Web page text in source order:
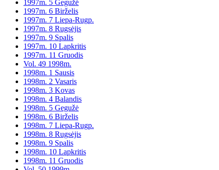
1997m. 5 Gegužė
1997m. 6 Birželis
1997m. 7 Liepa-Rugp.
1997m. 8 Rugsėjis
1997m. 9 Spalis
1997m. 10 Lapkritis
1997m. 11 Gruodis
Vol. 49 1998m.
1998m. 1 Sausis
1998m. 2 Vasaris
1998m. 3 Kovas
1998m. 4 Balandis
1998m. 5 Gegužė
1998m. 6 Birželis
1998m. 7 Liepa-Rugp.
1998m. 8 Rugsėjis
1998m. 9 Spalis
1998m. 10 Lapkritis
1998m. 11 Gruodis